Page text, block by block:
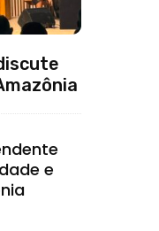
e